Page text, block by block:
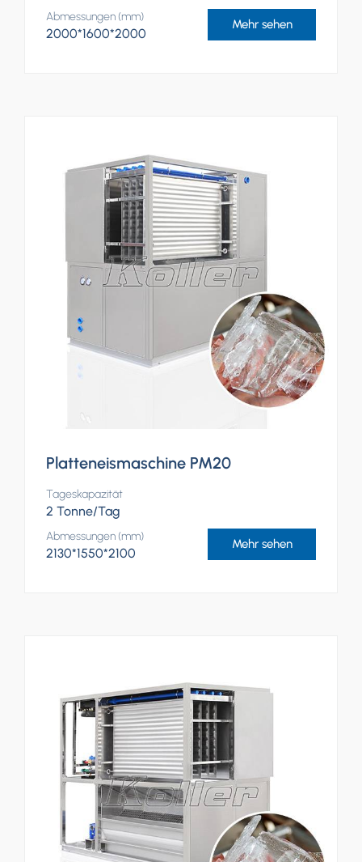
Abmessungen (mm)
2000*1600*2000
Mehr sehen
Platteneismaschine PM20
Tageskapazität
2 Tonne/Tag
Abmessungen (mm)
2130*1550*2100
Mehr sehen